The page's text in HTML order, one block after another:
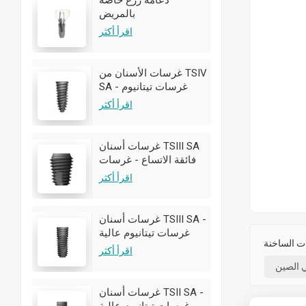
بالمريض
اقرأ أكثر
غرسات الأسنان من TSIV
SA - غرسات تيتانيوم
عالية الجودة | تخصيص
اقرأ أكثر
غرسات أسنان TSIII SA
فائقة الاتساع - غرسات
تيتانيوم عالية الجودة |
اقرأ أكثر
غرسات أسنان TSIII SA -
غرسات تيتانيوم عالية
الجودة | تخصيص
اقرأ أكثر
غرسات أسنان TSII SA -
الصين